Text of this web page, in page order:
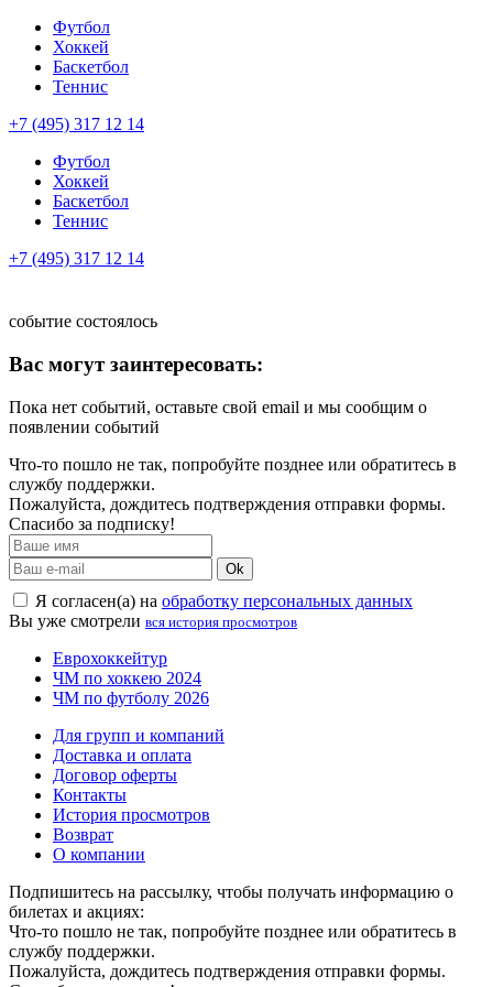
Футбол
Хоккей
Баскетбол
Теннис
+7 (495) 317 12 14
Футбол
Хоккей
Баскетбол
Теннис
+7 (495) 317 12 14
событие состоялось
Вас могут заинтересовать:
Пока нет событий, оставьте свой email и мы сообщим о
появлении событий
Что-то пошло не так, попробуйте позднее или обратитесь в
службу поддержки.
Пожалуйста, дождитесь подтверждения отправки формы.
Спасибо за подписку!
Ok
Я согласен(а) на обработку персональных данных
Вы уже смотрели вся история просмотров
Еврохоккейтур
ЧМ по хоккею 2024
ЧМ по футболу 2026
Для групп и компаний
Доставка и оплата
Договор оферты
Контакты
История просмотров
Возврат
О компании
Подпишитесь на рассылку, чтобы получать информацию о
билетах и акциях:
Что-то пошло не так, попробуйте позднее или обратитесь в
службу поддержки.
Пожалуйста, дождитесь подтверждения отправки формы.